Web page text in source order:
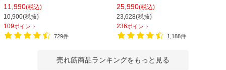
390×奥行510×高さ600mm【ホワイ
ト・ブラック】
11,990(税込)
10,900(税抜)
109ポイント
729件
事務机 ビジネスデスク
25,990(税込)
23,628(税抜)
236ポイント
1,188件
売れ筋商品ランキングをもっと見る